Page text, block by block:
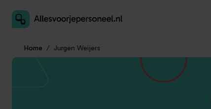
Home Jurgen Weijers